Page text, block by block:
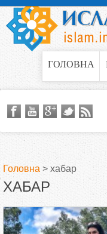
ГОЛОВНА
В
и
Головна > хабар
ХАБАР